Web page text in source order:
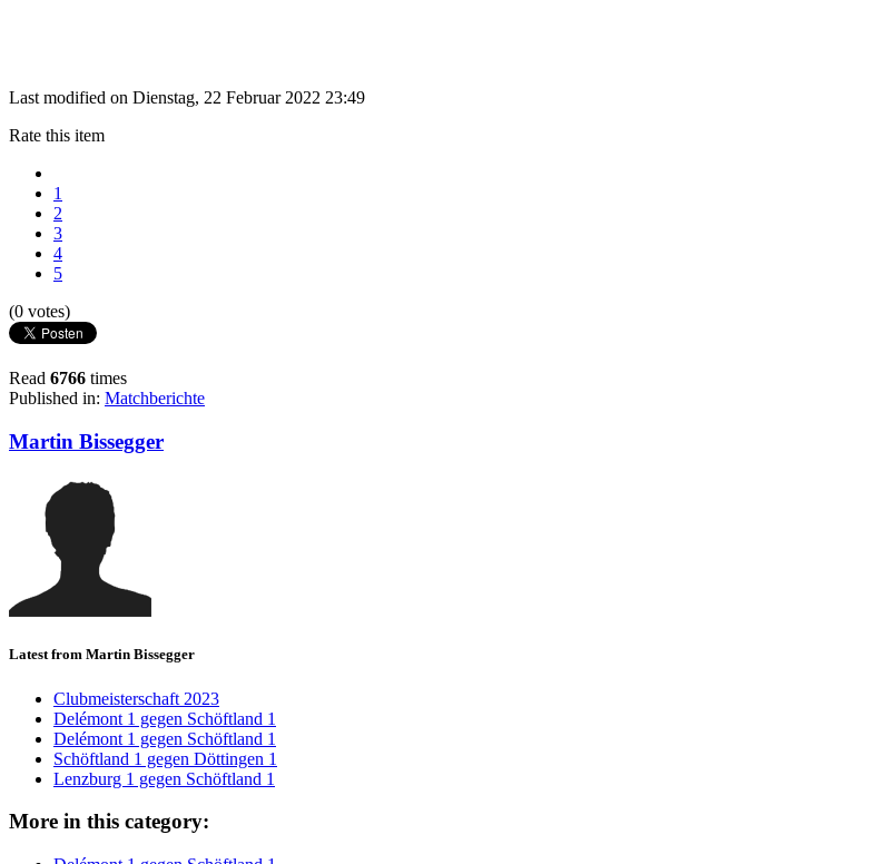
Last modified on Dienstag, 22 Februar 2022 23:49
Rate this item
1
2
3
4
5
(0 votes)
Read 6766 times
Published in: Matchberichte
Martin Bissegger
Latest from Martin Bissegger
Clubmeisterschaft 2023
Delémont 1 gegen Schöftland 1
Delémont 1 gegen Schöftland 1
Schöftland 1 gegen Döttingen 1
Lenzburg 1 gegen Schöftland 1
More in this category: